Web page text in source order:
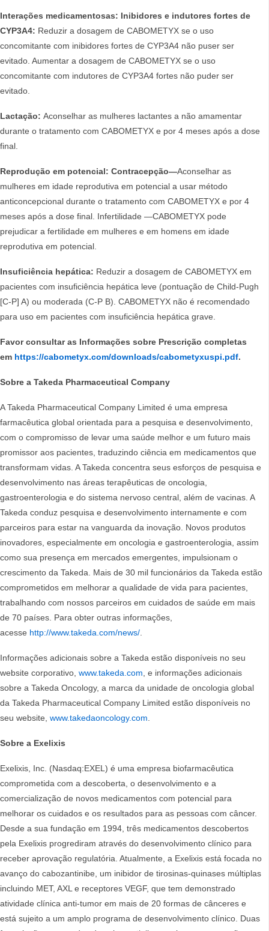
Interações medicamentosas: Inibidores e indutores fortes de
CYP3A4: Reduzir a dosagem de CABOMETYX se o uso
concomitante com inibidores fortes de CYP3A4 não puser ser
evitado. Aumentar a dosagem de CABOMETYX se o uso
concomitante com indutores de CYP3A4 fortes não puder ser
evitado.
Lactação: Aconselhar as mulheres lactantes a não amamentar
durante o tratamento com CABOMETYX e por 4 meses após a dose
final.
Reprodução em potencial: Contracepção―Aconselhar as
mulheres em idade reprodutiva em potencial a usar método
anticoncepcional durante o tratamento com CABOMETYX e por 4
meses após a dose final. Infertilidade ―CABOMETYX pode
prejudicar a fertilidade em mulheres e em homens em idade
reprodutiva em potencial.
Insuficiência hepática: Reduzir a dosagem de CABOMETYX em
pacientes com insuficiência hepática leve (pontuação de Child-Pugh
[C-P] A) ou moderada (C-P B). CABOMETYX não é recomendado
para uso em pacientes com insuficiência hepática grave.
Favor consultar as Informações sobre Prescrição completas
em https://cabometyx.com/downloads/cabometyxuspi.pdf.
Sobre a Takeda Pharmaceutical Company
A Takeda Pharmaceutical Company Limited é uma empresa
farmacêutica global orientada para a pesquisa e desenvolvimento,
com o compromisso de levar uma saúde melhor e um futuro mais
promissor aos pacientes, traduzindo ciência em medicamentos que
transformam vidas. A Takeda concentra seus esforços de pesquisa e
desenvolvimento nas áreas terapêuticas de oncologia,
gastroenterologia e do sistema nervoso central, além de vacinas. A
Takeda conduz pesquisa e desenvolvimento internamente e com
parceiros para estar na vanguarda da inovação. Novos produtos
inovadores, especialmente em oncologia e gastroenterologia, assim
como sua presença em mercados emergentes, impulsionam o
crescimento da Takeda. Mais de 30 mil funcionários da Takeda estão
comprometidos em melhorar a qualidade de vida para pacientes,
trabalhando com nossos parceiros em cuidados de saúde em mais
de 70 países. Para obter outras informações,
acesse http://www.takeda.com/news/.
Informações adicionais sobre a Takeda estão disponíveis no seu
website corporativo, www.takeda.com, e informações adicionais
sobre a Takeda Oncology, a marca da unidade de oncologia global
da Takeda Pharmaceutical Company Limited estão disponíveis no
seu website, www.takedaoncology.com.
Sobre a Exelixis
Exelixis, Inc. (Nasdaq:EXEL) é uma empresa biofarmacêutica
comprometida com a descoberta, o desenvolvimento e a
comercialização de novos medicamentos com potencial para
melhorar os cuidados e os resultados para as pessoas com câncer.
Desde a sua fundação em 1994, três medicamentos descobertos
pela Exelixis progrediram através do desenvolvimento clínico para
receber aprovação regulatória. Atualmente, a Exelixis está focada no
avanço do cabozantinibe, um inibidor de tirosinas-quinases múltiplas
incluindo MET, AXL e receptores VEGF, que tem demonstrado
atividade clínica anti-tumor em mais de 20 formas de cânceres e
está sujeito a um amplo programa de desenvolvimento clínico. Duas